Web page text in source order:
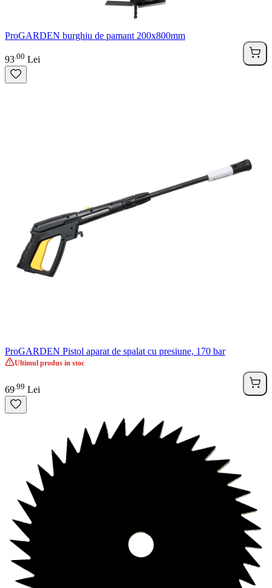
ProGARDEN burghiu de pamant 200x800mm
93 00 Lei
ProGARDEN Pistol aparat de spalat cu presiune, 170 bar
Ultimul produs in stoc
69 99 Lei